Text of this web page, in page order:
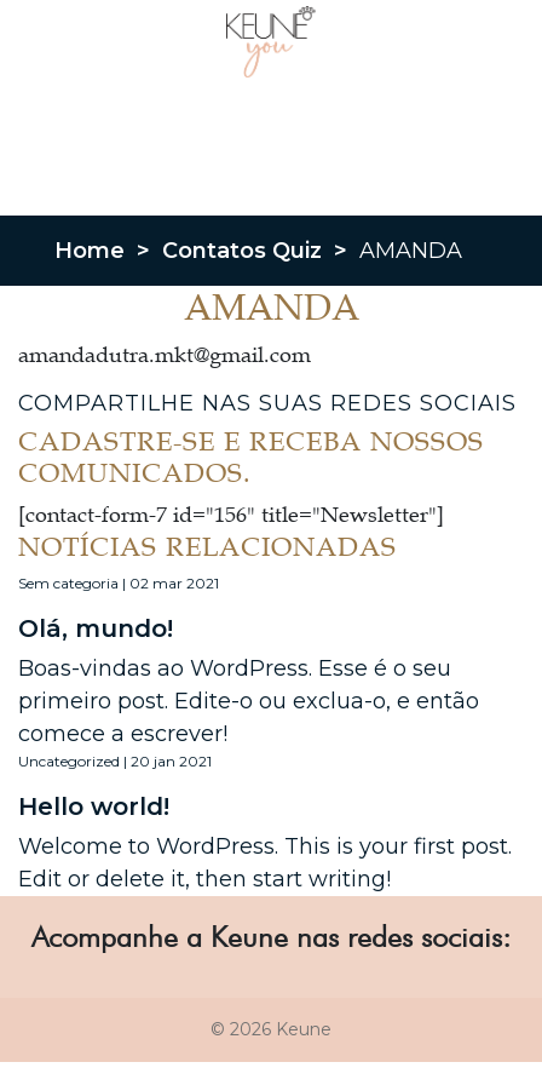
Home > Contatos Quiz > AMANDA
AMANDA
amandadutra.mkt@gmail.com
COMPARTILHE NAS SUAS REDES SOCIAIS
CADASTRE-SE E RECEBA NOSSOS
COMUNICADOS.
[contact-form-7 id="156" title="Newsletter"]
NOTÍCIAS RELACIONADAS
Sem categoria | 02 mar 2021
Olá, mundo!
Boas-vindas ao WordPress. Esse é o seu
primeiro post. Edite-o ou exclua-o, e então
comece a escrever!
Uncategorized | 20 jan 2021
Hello world!
Welcome to WordPress. This is your first post.
Edit or delete it, then start writing!
Acompanhe a Keune nas redes sociais:
© 2026 Keune